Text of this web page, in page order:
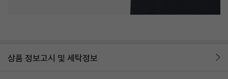
상품 정보고시 및 세탁정보